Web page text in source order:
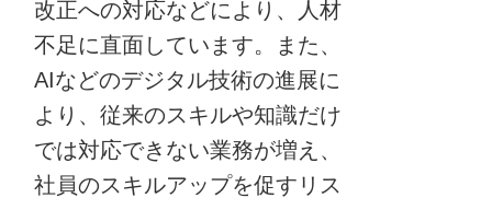
改正への対応などにより、人材
不足に直面しています。また、
AIなどのデジタル技術の進展に
より、従来のスキルや知識だけ
では対応できない業務が増え、
社員のスキルアップを促すリス